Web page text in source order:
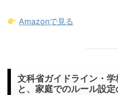
Amazonで見る
文科省ガイドライン・
と、家庭でのルール設定